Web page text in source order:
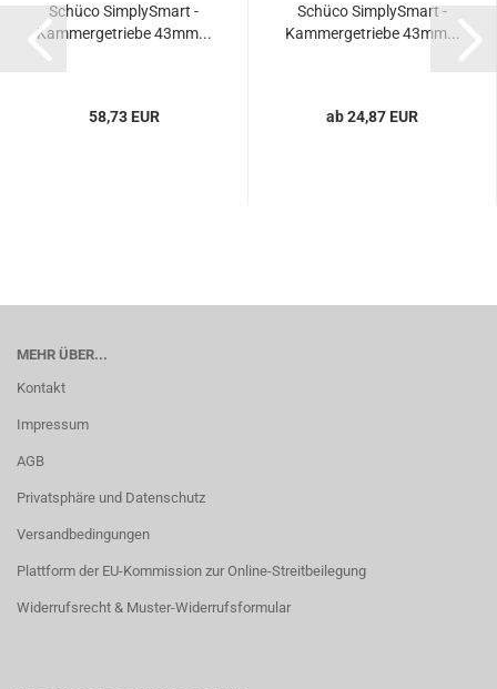
Schü­co Sim­plyS­mart -
Kam­mer­ge­trie­be 43mm...
58,73 EUR
Schü­co Sim­plyS­mart -
Kam­mer­ge­trie­be 43mm...
ab 24,87 EUR
MEHR ÜBER...
Kontakt
Impressum
AGB
Privatsphäre und Datenschutz
Versandbedingungen
Plattform der EU-Kommission zur Online-Streitbeilegung
Widerrufsrecht & Muster-Widerrufsformular